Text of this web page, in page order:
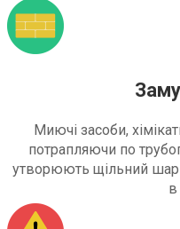
Миючі засоби,
потрапляючи по
утворюють щільний